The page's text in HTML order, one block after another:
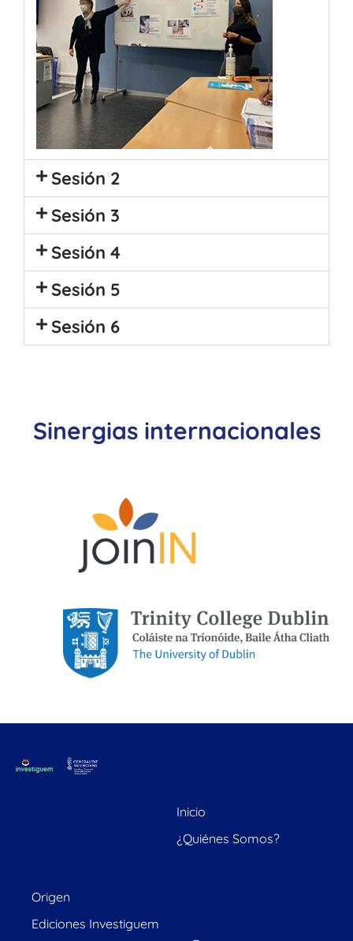
Sesión 2
Sesión 3
Sesión 4
Sesión 5
Sesión 6
Sinergias internacionales
Inicio
¿Quiénes Somos?
Origen
Ediciones Investiguem